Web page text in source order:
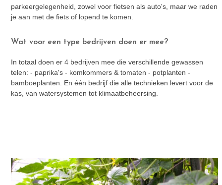
parkeergelegenheid, zowel voor fietsen als auto's, maar we raden
je aan met de fiets of lopend te komen.
Wat voor een type bedrijven doen er mee?
In totaal doen er 4 bedrijven mee die verschillende gewassen
telen: - paprika's - komkommers & tomaten - potplanten -
bamboeplanten. En één bedrijf die alle technieken levert voor de
kas, van watersystemen tot klimaatbeheersing.